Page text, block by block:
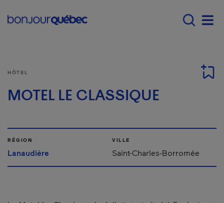
Main navigation -
HÔTEL
MOTEL LE CLASSIQUE
RÉGION
Lanaudière
VILLE
Saint-Charles-Borromée